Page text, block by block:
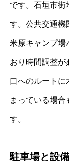
です。石垣市街
す。公共交通機
米原キャンプ場
おり時間調整が
口へのルートに
まっている場
す。
駐車場と設